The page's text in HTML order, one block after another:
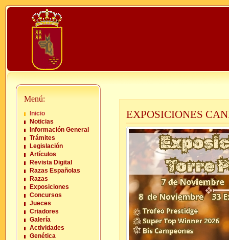
Menú:
Inicio
Noticias
Información General
Trámites
Legislación
Artículos
Revista Digital
Razas Españolas
Razas
Exposiciones
Concursos
Jueces
Criadores
Galería
Actividades
Genética
EXPOSICIONES